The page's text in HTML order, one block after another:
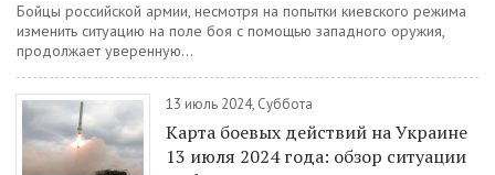
Бойцы российской армии, несмотря на попытки киевского режима
изменить ситуацию на поле боя с помощью западного оружия,
продолжает уверенную...
13 июль 2024, Суббота
Карта боевых действий на Украине
13 июля 2024 года: обзор ситуации